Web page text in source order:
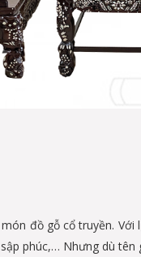
đồ gỗ cổ truyền. Với
phúc,… Nhưng dù tên